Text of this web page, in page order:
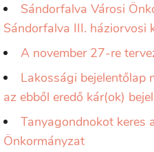
Sándorfalva Városi
Sándorfalva III. háziorvosi
A november 27-re
Lakossági bejelentőlap
az ebből eredő kár(ok)
Tanyagondnokot keres
Önkormányzat